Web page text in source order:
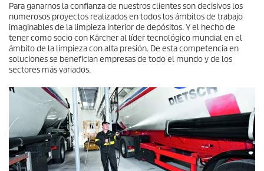
Para ganarnos la confianza de nuestros clientes son decisivos los
numerosos proyectos realizados en todos los ámbitos de trabajo
imaginables de la limpieza interior de depósitos. Y el hecho de
tener como socio con Kärcher al líder tecnológico mundial en el
ámbito de la limpieza con alta presión. De esta competencia en
soluciones se benefician empresas de todo el mundo y de los
sectores más variados.